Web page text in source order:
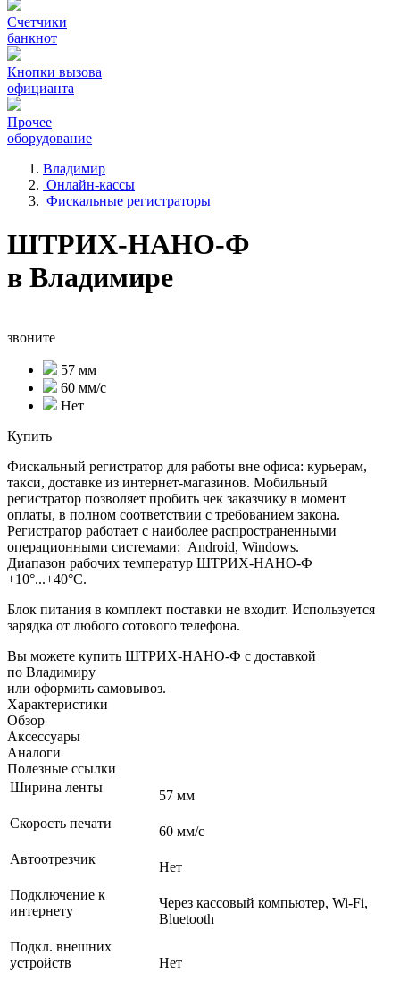
Счетчики
банкнот
Кнопки вызова
официанта
Прочее
оборудование
Владимир
Онлайн-кассы
Фискальные регистраторы
ШТРИХ-НАНО-Ф
в Владимире
звоните
57 мм
60 мм/с
Нет
Купить
Фискальный регистратор для работы вне офиса: курьерам,
такси, доставке из интернет-магазинов. Мобильный
регистратор позволяет пробить чек заказчику в момент
оплаты, в полном соответствии с требованием закона.
Регистратор работает с наиболее распространенными
операционными системами: Android, Windows.
Диапазон рабочих температур ШТРИХ-НАНО-Ф
+10°...+40°C.
Блок питания в комплект поставки не входит. Используется
зарядка от любого сотового телефона.
Вы можете купить ШТРИХ-НАНО-Ф с доставкой
по Владимиру
или оформить самовывоз.
Характеристики
Обзор
Аксессуары
Аналоги
Полезные ссылки
Ширина ленты
57 мм
Скорость печати
60 мм/с
Автоотрезчик
Нет
Подключение к
интернету
Через кассовый компьютер, Wi-Fi,
Bluetooth
Подкл. внешних
устройств
Нет